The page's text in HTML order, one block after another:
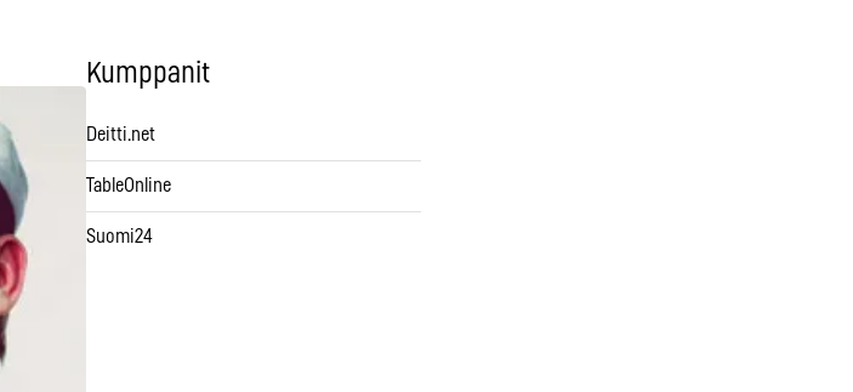
Kumppanit
Deitti.net
TableOnline
Suomi24